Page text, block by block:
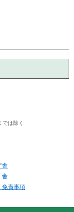
は除く
舎
舎
免責事項